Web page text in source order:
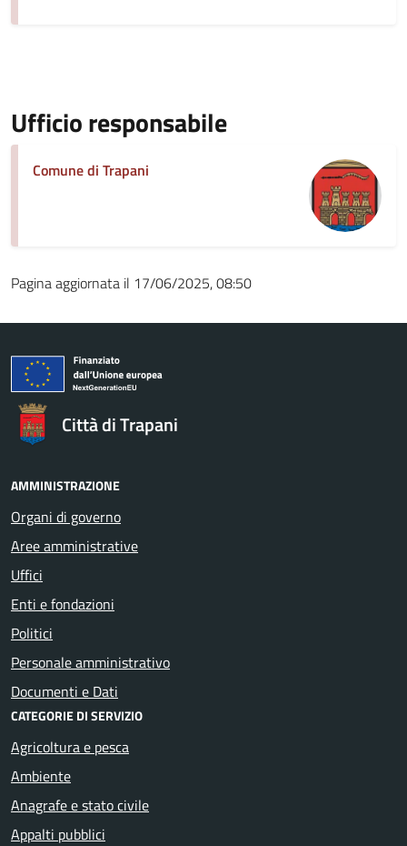
Ufficio responsabile
Comune di Trapani
Pagina aggiornata il 17/06/2025, 08:50
Città di Trapani
AMMINISTRAZIONE
Organi di governo
Aree amministrative
Uffici
Enti e fondazioni
Politici
Personale amministrativo
Documenti e Dati
CATEGORIE DI SERVIZIO
Agricoltura e pesca
Ambiente
Anagrafe e stato civile
Appalti pubblici